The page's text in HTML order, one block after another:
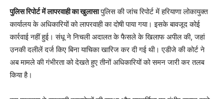
पुलिस रिपोर्ट में लापरवाही का खुलासापुलिस की जांच रिपोर्ट में हरियाणा लोकायुक्त
कार्यालय के अधिकारियों को लापरवाही का दोषी पाया गया। इसके बावजूद कोई
कार्रवाई नहीं हुई। संधू ने निचली अदालत के फैसले के खिलाफ अपील की, जहां
उनकी दलीलें दर्ज किए बिना याचिका खारिज कर दी गई थी। एडीजे की कोर्ट ने
अब मामले की गंभीरता को देखते हुए तीनों अधिकारियों को समन जारी कर तलब
किया है।